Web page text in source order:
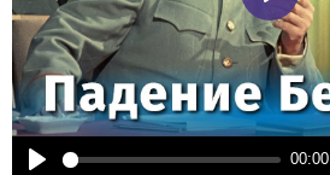
00:00
Play